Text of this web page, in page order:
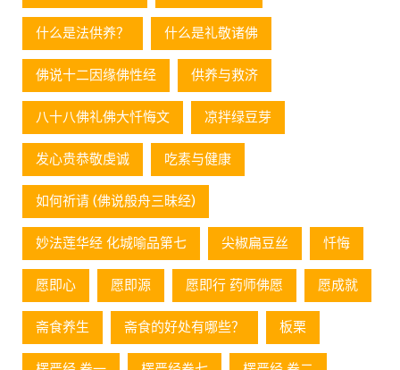
什么是法供养？ 什么是礼敬诸佛
佛说十二因缘佛性经 供养与救济
八十八佛礼佛大忏悔文 凉拌绿豆芽
发心贵恭敬虔诚 吃素与健康
如何祈请 (佛说般舟三昧经)
妙法莲华经 化城喻品第七 尖椒扁豆丝 忏悔
愿即心 愿即源 愿即行 药师佛愿 愿成就
斋食养生 斋食的好处有哪些？ 板栗